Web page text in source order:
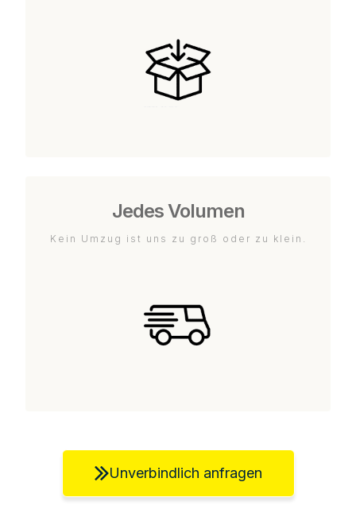
Jedes Volumen
Kein Umzug ist uns zu groß oder zu klein.
Unverbindlich anfragen